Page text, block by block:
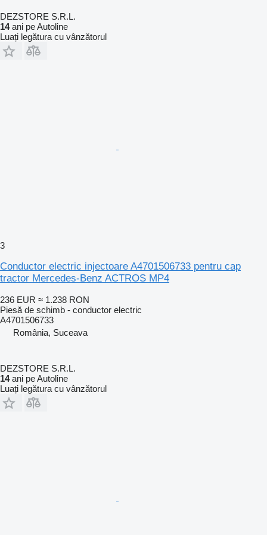
DEZSTORE S.R.L.
14ani pe Autoline
Luați legătura cu vânzătorul
3
Conductor electric injectoare A4701506733 pentru cap
tractor Mercedes-Benz ACTROS MP4
236 EUR ≈ 1.238 RON
Piesă de schimb - conductor electric
A4701506733
România, Suceava
DEZSTORE S.R.L.
14ani pe Autoline
Luați legătura cu vânzătorul